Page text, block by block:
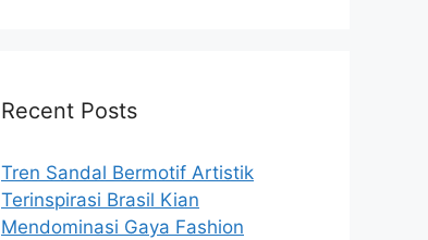
Recent Posts
Tren Sandal Bermotif Artistik
Terinspirasi Brasil Kian
Mendominasi Gaya Fashion